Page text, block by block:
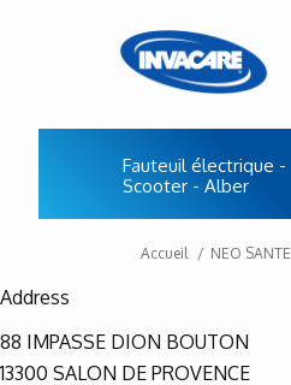
Fauteuil électrique -
Scooter - Alber
Accueil NEO SANTE
Address
88 IMPASSE DION BOUTON
13300 SALON DE PROVENCE